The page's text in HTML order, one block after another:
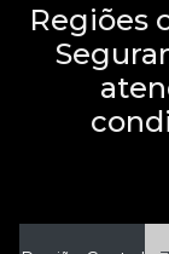
Regiões